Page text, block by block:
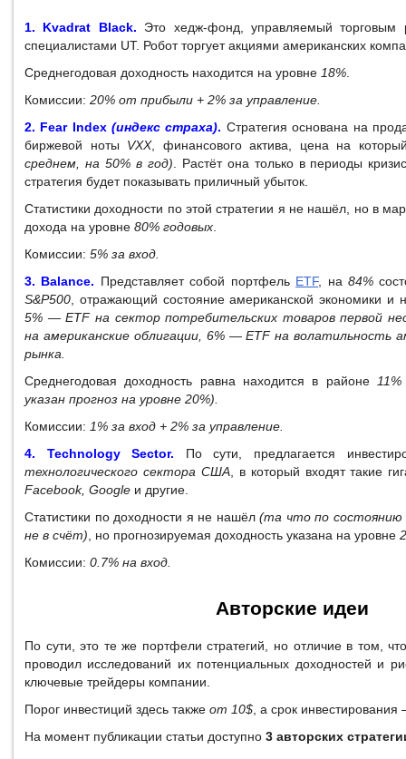
1. Kvadrat Black. Это хедж-фонд, управляемый торговым
специалистами UT. Робот торгует акциями американских
Среднегодовая доходность находится на уровне 18%
Комиссии: 20% от прибыли + 2% за управление.
2. Fear Index(индекс страха). Стратегия основана на
биржевой ноты VXX, финансового актива, цена на
среднем, на 50% в год) . Растёт она только в периоды
стратегия будет показывать приличный убыток.
Статистики доходности по этой стратегии я не нашёл, но в
дохода на уровне 80% годовых
Комиссии: 5% за вход.
3. Balance. Представляет собой портфель ETF, на 84%
S&P500 , отражающий состояние американской экономики и
5% — ETF на сектор потребительских товаров первой
на американские облигации, 6% — ETF на волатильность
рынка.
Среднегодовая доходность равна находится в районе
указан прогноз на уровне 20%).
Комиссии: 1% за вход + 2% за управление.
4. Technology Sector. По сути, предлагается
технологического сектора США, в который входят такие
Facebook, Google и другие.
Статистики по доходности я не нашёл (та что по состоянию
не в счёт) , но прогнозируемая доходность указана на уровне
Комиссии: 0.7% на вход.
Авторские идеи
По сути, это те же портфели стратегий, но отличие в том,
проводил исследований их потенциальных доходностей и
ключевые трейдеры компании.
Порог инвестиций здесь также от 10$ , а срок инвестирования
На момент публикации статьи доступно 3 авторских